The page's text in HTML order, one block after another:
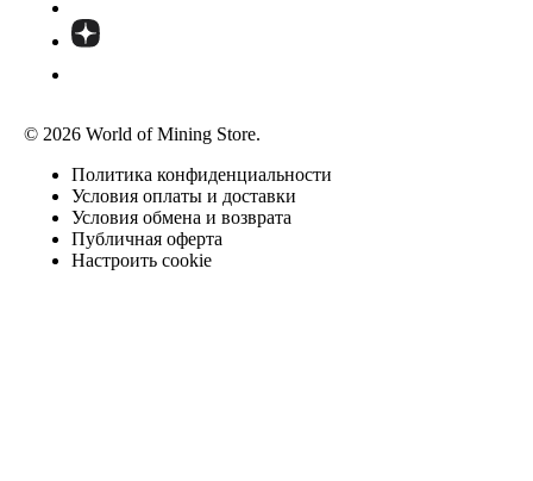
© 2026 World of Mining Store.
Политика конфиденциальности
Условия оплаты и доставки
Условия обмена и возврата
Публичная оферта
Настроить cookie